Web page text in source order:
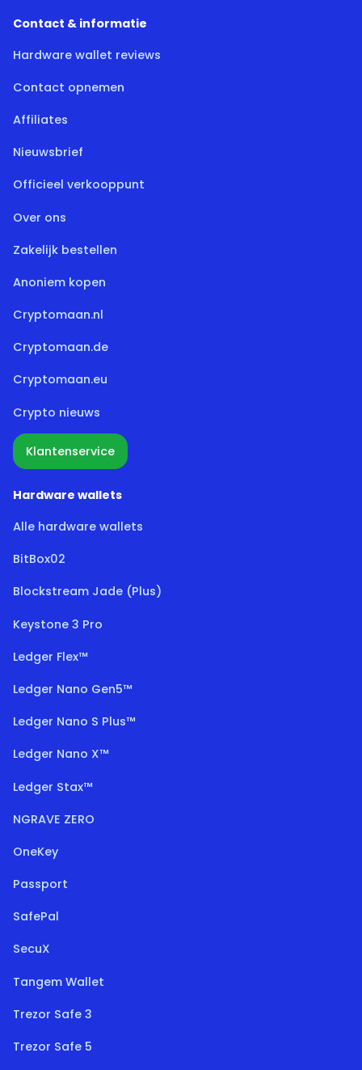
Contact & informatie
Hardware wallet reviews
Contact opnemen
Affiliates
Nieuwsbrief
Officieel verkooppunt
Over ons
Zakelijk bestellen
Anoniem kopen
Cryptomaan.nl
Cryptomaan.de
Cryptomaan.eu
Crypto nieuws
Klantenservice
Hardware wallets
Alle hardware wallets
BitBox02
Blockstream Jade (Plus)
Keystone 3 Pro
Ledger Flex™
Ledger Nano Gen5™
Ledger Nano S Plus™
Ledger Nano X™
Ledger Stax™
NGRAVE ZERO
OneKey
Passport
SafePal
SecuX
Tangem Wallet
Trezor Safe 3
Trezor Safe 5